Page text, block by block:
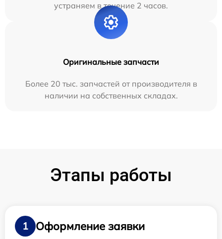
устраняем в течение 2 часов.
Оригинальные запчасти
Более 20 тыс. запчастей от производителя в
наличии на собственных складах.
Этапы работы
1
Оформление заявки